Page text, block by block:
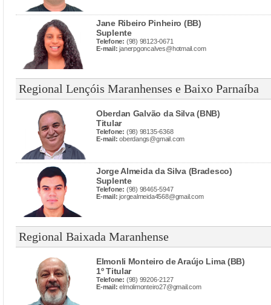
Jane Ribeiro Pinheiro (BB)
Suplente
Telefone: (98) 98123-0671
E-mail: janerpgoncalves@hotmail.com
Regional Lençóis Maranhenses e Baixo Parnaíba
Oberdan Galvão da Silva (BNB)
Titular
Telefone: (98) 98135-6368
E-mail: oberdangs@gmail.com
Jorge Almeida da Silva (Bradesco)
Suplente
Telefone: (98) 98465-5947
E-mail: jorgealmeida4568@gmail.com
Regional Baixada Maranhense
Elmonli Monteiro de Araújo Lima (BB)
1º Titular
Telefone: (98) 99206-2127
E-mail: elmolimonteiro27@gmail.com